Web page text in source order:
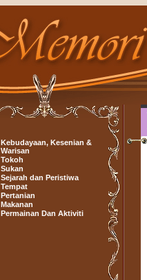
Kebudayaan, Kesenian &
Warisan
Tokoh
Sukan
Sejarah dan Peristiwa
Tempat
Pertanian
Makanan
Permainan Dan Aktiviti